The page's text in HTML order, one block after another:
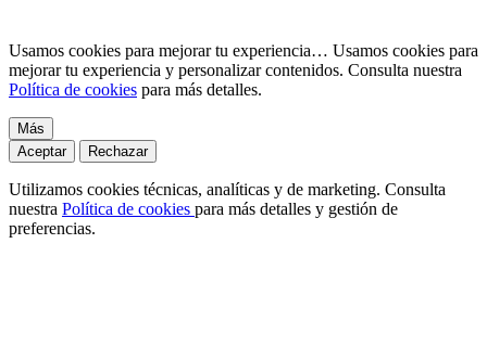
Usamos cookies para mejorar tu experiencia… Usamos cookies para
mejorar tu experiencia y personalizar contenidos. Consulta nuestra
Política de cookies para más detalles.
Más
Aceptar
Rechazar
Utilizamos cookies técnicas, analíticas y de marketing. Consulta
nuestra Política de cookies para más detalles y gestión de
preferencias.